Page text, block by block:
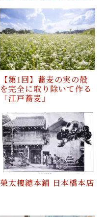
【第1回】蕎麦の実の殻
を完全に取り除いて作る
「江戸蕎麦」
榮太樓總本鋪 日本橋本店